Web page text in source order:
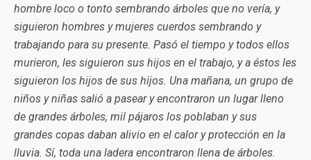
hombre loco o tonto sembrando árboles que no vería, y
siguieron hombres y mujeres cuerdos sembrando y
trabajando para su presente. Pasó el tiempo y todos ellos
murieron, les siguieron sus hijos en el trabajo, y a éstos les
siguieron los hijos de sus hijos. Una mañana, un grupo de
niños y niñas salió a pasear y encontraron un lugar lleno
de grandes árboles, mil pájaros los poblaban y sus
grandes copas daban alivio en el calor y protección en la
lluvia. Sí, toda una ladera encontraron llena de árboles.